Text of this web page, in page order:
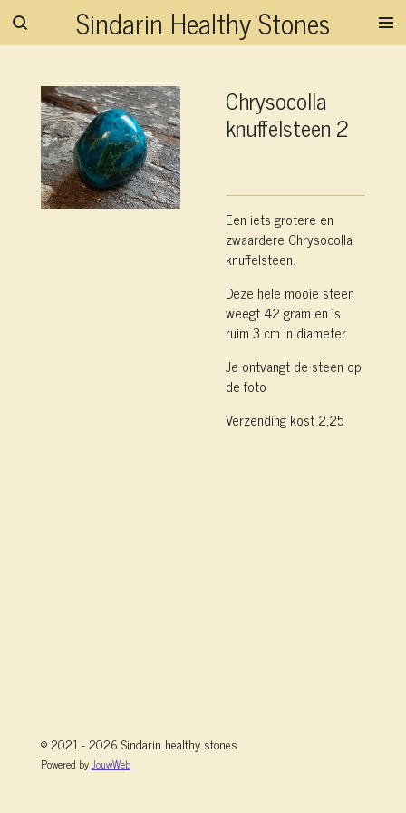
Ga
hoofdinhoud
Sindarin Healthy Stones
Chrysocolla
knuffelsteen 2
Een iets grotere en
zwaardere Chrysocolla
knuffelsteen.
Deze hele mooie steen
weegt 42 gram en is
ruim 3 cm in diameter.
Je ontvangt de steen op
de foto
Verzending kost 2,25
© 2021 - 2026 Sindarin healthy stones
Powered byJouwWeb